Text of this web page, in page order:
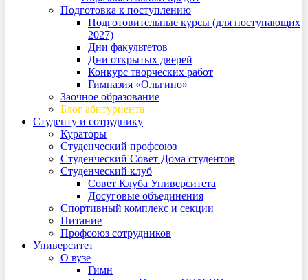
Подготовка к поступлению
Подготовительные курсы (для поступающих
2027)
Дни факультетов
Дни открытых дверей
Конкурс творческих работ
Гимназия «Ольгино»
Заочное образование
Блог абитуриента
Студенту и сотруднику
Кураторы
Студенческий профсоюз
Студенческий Совет Дома студентов
Студенческий клуб
Совет Клуба Университета
Досуговые объединения
Спортивный комплекс и секции
Питание
Профсоюз сотрудников
Университет
О вузе
Гимн